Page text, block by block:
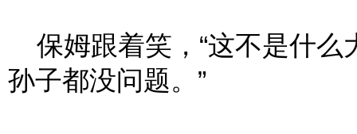
保姆跟着笑，“这不是什么
孙子都没问题。”